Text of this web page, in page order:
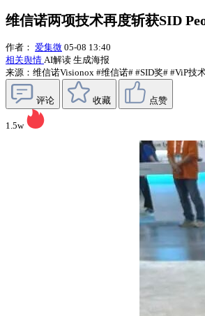
维信诺两项技术再度斩获SID
作者： 爱集微 05-08 13:40
相关舆情 AI解读 生成海报
来源：维信诺Visionox #维信诺# #SID奖# #ViP技
评论 收藏 点赞
1.5w